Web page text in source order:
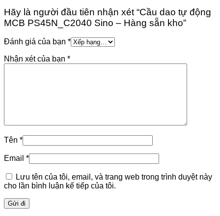
Hãy là người đầu tiên nhận xét “Cầu dao tự động
MCB PS45N_C2040 Sino – Hàng sẵn kho”
Đánh giá của bạn *
Nhận xét của bạn *
Tên *
Email *
Lưu tên của tôi, email, và trang web trong trình duyệt này
cho lần bình luận kế tiếp của tôi.